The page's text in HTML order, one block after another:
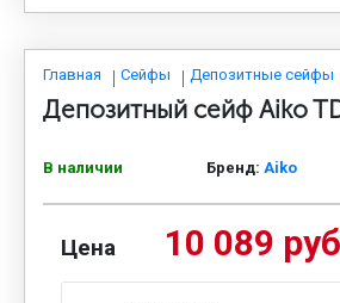
МЕБЕЛЬ ДЛЯ ДОМА
СТАЛЬНЫЕ ДВЕРИ
Главная Сейфы Депозитные сейфы
Депозитный сейф Aiko
В наличии Бренд: Aiko
Цена 10 089